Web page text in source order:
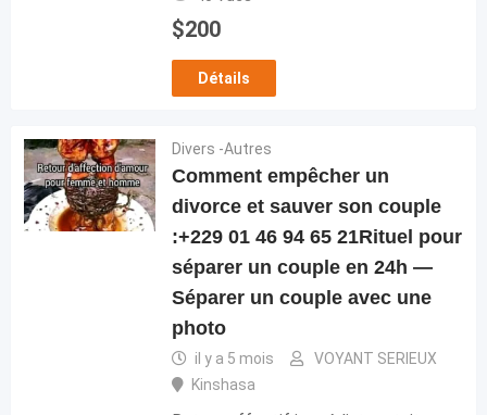
$200
Détails
Divers -Autres
Comment empêcher un
divorce et sauver son couple
:+229 01 46 94 65 21Rituel pour
séparer un couple en 24h —
Séparer un couple avec une
photo
il y a 5 mois
VOYANT SERIEUX
Kinshasa